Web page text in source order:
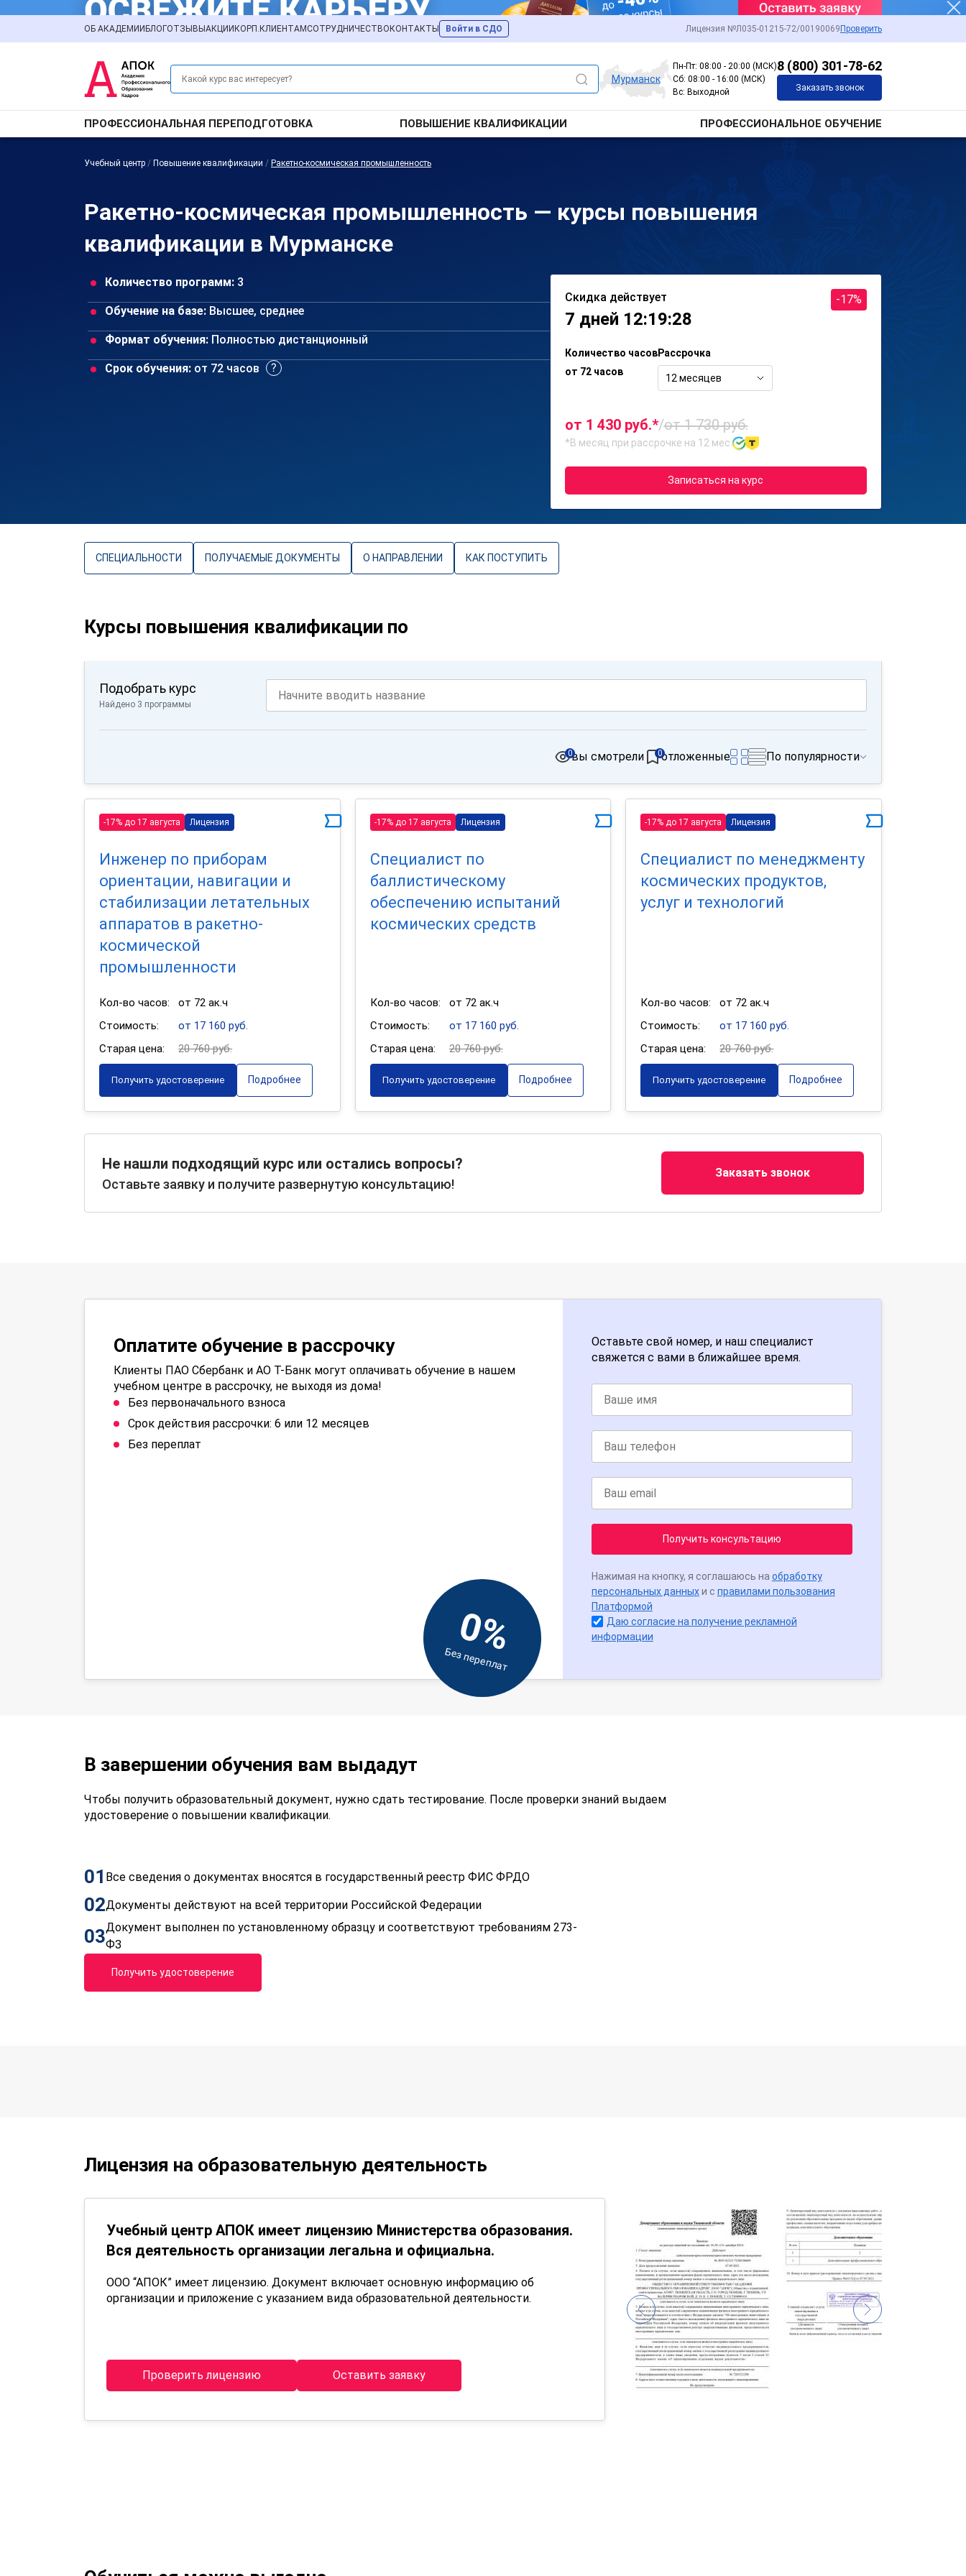
ОБ АКАДЕМИИ БЛОГОТЗЫВЫ АКЦИИ КОРП.КЛИЕНТАМСОТРУДНИЧЕСТВО КОНТАКТЫ Войти в СДО Лицензия №Л035-01215-72/00190069 Проверить
Мурманск
Пн-Пт: 08:00 - 20:00 (МСК)
Сб: 08:00 - 16:00 (МСК)
Вс: Выходной
8 (800) 301-78-62
Заказать звонок
ПРОФЕССИОНАЛЬНАЯ ПЕРЕПОДГОТОВКА ПОВЫШЕНИЕ КВАЛИФИКАЦИИ ПРОФЕССИОНАЛЬНОЕ ОБУЧЕНИЕ
Учебный центр / Повышение квалификации / Ракетно-космическая промышленность
Ракетно-космическая промышленность — курсы повышения
квалификации в Мурманске
Количество программ: 3
Обучение на базе: Высшее, среднее
Формат обучения: Полностью дистанционный
Срок обучения: от 72 часов
Скидка действует
7 дней 12:19:28
-17%
Количество часов
от 72 часов
Рассрочка
12 месяцев
от 1 430 руб.*/от 1 730 руб.
*В месяц при рассрочке на 12 мес.
Записаться на курс
СПЕЦИАЛЬНОСТИ ПОЛУЧАЕМЫЕ ДОКУМЕНТЫ О НАПРАВЛЕНИИ КАК ПОСТУПИТЬ
Курсы повышения квалификации по
Подобрать курс
Найдено 3 программы
вы смотрели
0 отложенные
0 По популярности
-17% до 17 августа Лицензия
Инженер по приборам
ориентации, навигации и
стабилизации летательных
аппаратов в ракетно-
космической
промышленности
Кол-во часов:
от 72 ак.ч
Стоимость:
от 17 160 руб.
Старая цена:
20 760 руб.
Получить удостоверение Подробнее
-17% до 17 августа Лицензия
Специалист по
баллистическому
обеспечению испытаний
космических средств
Кол-во часов:
от 72 ак.ч
Стоимость:
от 17 160 руб.
Старая цена:
20 760 руб.
Получить удостоверение Подробнее
-17% до 17 августа Лицензия
Специалист по менеджменту
космических продуктов,
услуг и технологий
Кол-во часов:
от 72 ак.ч
Стоимость:
от 17 160 руб.
Старая цена:
20 760 руб.
Получить удостоверение Подробнее
Не нашли подходящий курс или остались вопросы?
Оставьте заявку и получите развернутую консультацию!
Заказать звонок
Оплатите обучение в рассрочку
Клиенты ПАО Сбербанк и АО Т-Банк могут оплачивать обучение в нашем
учебном центре в рассрочку, не выходя из дома!
Без первоначального взноса
Срок действия рассрочки: 6 или 12 месяцев
Без переплат
0%
Без переплат
Оставьте свой номер, и наш специалист
свяжется с вами в ближайшее время.
Получить консультацию
Нажимая на кнопку, я соглашаюсь на обработку
персональных данныхи с правилами пользования
Платформой
Даю согласие на получение рекламной
информации
В завершении обучения вам выдадут
Чтобы получить образовательный документ, нужно сдать тестирование. После проверки знаний выдаем
удостоверение о повышении квалификации.
01 Все сведения о документах вносятся в государственный реестр ФИС ФРДО
02Документы действуют на всей территории Российской Федерации
03Документ выполнен по установленному образцу и соответствуют требованиям 273-
ФЗ
Получить удостоверение
Лицензия на образовательную деятельность
Учебный центр АПОК имеет лицензию Министерства образования.
Вся деятельность организации легальна и официальна.
ООО “АПОК” имеет лицензию. Документ включает основную информацию об
организации и приложение с указанием вида образовательной деятельности.
Проверить лицензию Оставить заявку